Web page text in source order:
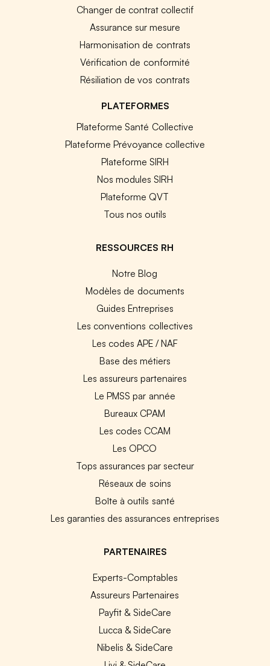
Changer de contrat collectif
Assurance sur mesure
Harmonisation de contrats
Vérification de conformité
Résiliation de vos contrats
PLATEFORMES
Plateforme Santé Collective
Plateforme Prévoyance collective
Plateforme SIRH
Nos modules SIRH
Plateforme QVT
Tous nos outils
RESSOURCES RH
Notre Blog
Modèles de documents
Guides Entreprises
Les conventions collectives
Les codes APE / NAF
Base des métiers
Les assureurs partenaires
Le PMSS par année
Bureaux CPAM
Les codes CCAM
Les OPCO
Tops assurances par secteur
Réseaux de soins
Boîte à outils santé
Les garanties des assurances entreprises
PARTENAIRES
Experts-Comptables
Assureurs Partenaires
Payfit & SideCare
Lucca & SideCare
Nibelis & SideCare